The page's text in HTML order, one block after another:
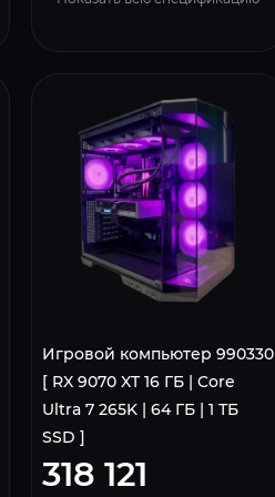
Игровой компьютер 990330
[ RX 9070 XT 16 ГБ | Core
Ultra 7 265K | 64 ГБ | 1 ТБ
SSD ]
318 121